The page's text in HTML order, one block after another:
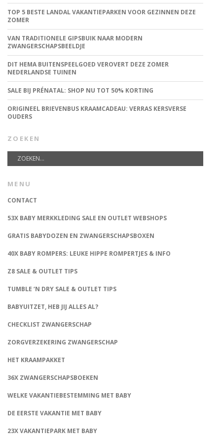
TOP 5 BESTE LANDAL VAKANTIEPARKEN VOOR GEZINNEN DEZE
ZOMER
VAN TRADITIONELE GIPSBUIK NAAR MODERN
ZWANGERSCHAPSBEELDJE
DIT HEMA BUITENSPEELGOED VEROVERT DEZE ZOMER
NEDERLANDSE TUINEN
SALE BIJ PRÉNATAL: SHOP NU TOT 50% KORTING
ORIGINEEL BRIEVENBUS KRAAMCADEAU: VERRAS KERSVERSE
OUDERS
ZOEKEN
MENU
CONTACT
53X BABY MERKKLEDING SALE EN OUTLET WEBSHOPS
GRATIS BABYDOZEN EN ZWANGERSCHAPSBOXEN
40X BABY ROMPERS: LEUKE HIPPE ROMPERTJES & INFO
Z8 SALE & OUTLET TIPS
TUMBLE ‘N DRY SALE & OUTLET TIPS
BABYUITZET, HEB JIJ ALLES AL?
CHECKLIST ZWANGERSCHAP
ZORGVERZEKERING ZWANGERSCHAP
HET KRAAMPAKKET
36X ZWANGERSCHAPSBOEKEN
WELKE VAKANTIEBESTEMMING MET BABY
DE EERSTE VAKANTIE MET BABY
23X VAKANTIEPARK MET BABY